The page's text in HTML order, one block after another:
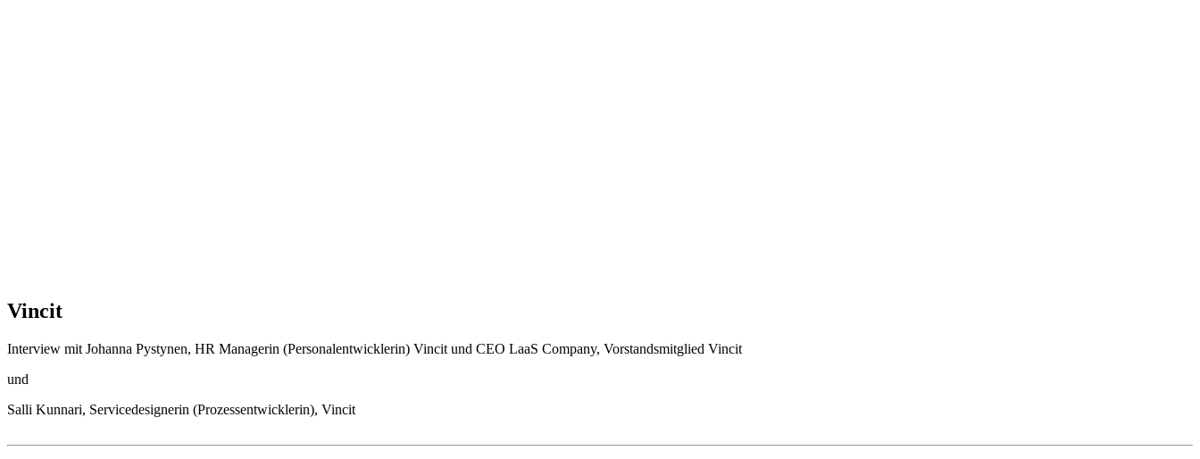
Vincit
Interview mit Johanna Pystynen, HR Managerin (Personalentwicklerin) Vincit und CEO LaaS Company, Vorstandsmitglied Vincit
und
Salli Kunnari, Servicedesignerin (Prozessentwicklerin), Vincit